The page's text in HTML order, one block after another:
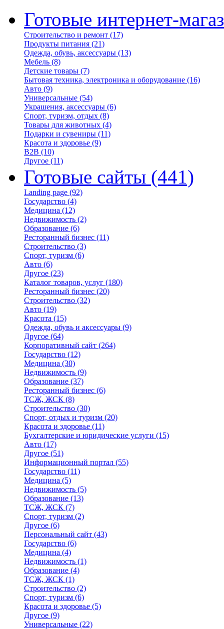
Готовые интернет-
Строительство и ремонт (17)
Продукты питания (21)
Одежда, обувь, аксессуары (13)
Мебель (8)
Детские товары (7)
Бытовая техника, электроника и оборудование (16)
Авто (9)
Универсальные (54)
Украшения, аксессуары (6)
Спорт, туризм, отдых (8)
Товары для животных (4)
Подарки и сувениры (11)
Красота и здоровье (9)
B2B (10)
Другое (11)
Готовые сайты (441)
Landing page (92)
Государство (4)
Медицина (12)
Недвижимость (2)
Образование (6)
Ресторанный бизнес (11)
Строительство (3)
Спорт, туризм (6)
Авто (6)
Другое (23)
Каталог товаров, услуг (180)
Ресторанный бизнес (20)
Строительство (32)
Авто (19)
Красота (15)
Одежда, обувь и аксессуары (9)
Другое (64)
Корпоративный сайт (264)
Государство (12)
Медицина (30)
Недвижимость (9)
Образование (37)
Ресторанный бизнес (6)
ТСЖ, ЖСК (8)
Строительство (30)
Спорт, отдых и туризм (20)
Красота и здоровье (11)
Бухгалтерские и юридические услуги (15)
Авто (17)
Другое (51)
Информационный портал (55)
Государство (11)
Медицина (5)
Недвижимость (5)
Образование (13)
ТСЖ, ЖСК (7)
Спорт, туризм (2)
Другое (6)
Персональный сайт (43)
Государство (6)
Медицина (4)
Недвижимость (1)
Образование (4)
ТСЖ, ЖСК (1)
Строительство (2)
Спорт, туризм (6)
Красота и здоровье (5)
Другое (9)
Универсальные (22)